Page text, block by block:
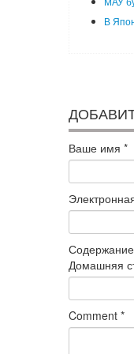
В
Ваше имя *
Содержание
Домашняя
Comment *